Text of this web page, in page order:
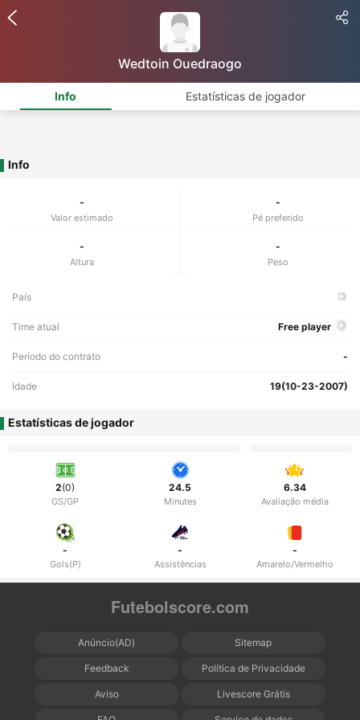
Wedtoin Ouedraogo
Info Estatísticas de jogador
Info
-
Valor estimado
-
Pé preferido
-
Altura
-
Peso
País
Time atual Free player
Período do contrato -
Idade 19(10-23-2007)
Estatísticas de jogador
2(0)
GS/GP
24.5
Minutes
6.34
Avaliação média
-
Gols(P)
-
Assistências
-
Amarelo/Vermelho
Futebolscore.com
Anúncio(AD) Sitemap
Feedback Política de Privacidade
Aviso Livescore Grátis